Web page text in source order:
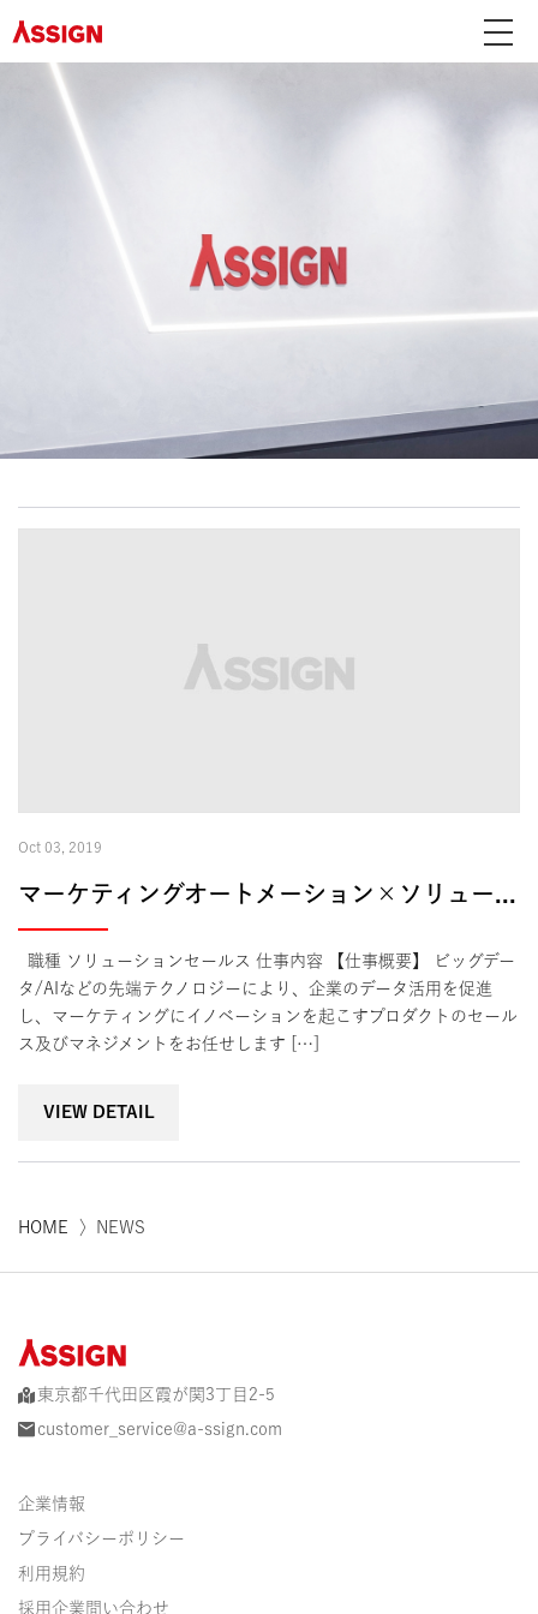
Oct 03, 2019
職種 ソリューションセールス 仕事内容 【仕事概要】 ビッグデー
タ/AIなどの先端テクノロジーにより、企業のデータ活用を促進
し、マーケティングにイノベーションを起こすプロダクトのセール
ス及びマネジメントをお任せします […]
VIEW DETAIL
HOME 〉NEWS
東京都千代田区霞が関3丁目2-5
customer_service@a-ssign.com
企業情報
プライバシーポリシー
利用規約
採用企業問い合わせ